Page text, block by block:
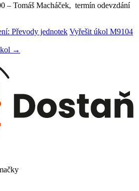
– Tomáš Macháček, termín odevzdání
Převody jednotek Vyřešit úkol M9104
→